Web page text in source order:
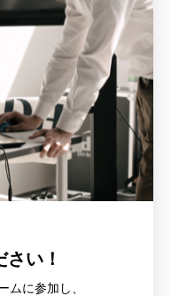
い！
ムに参加し、